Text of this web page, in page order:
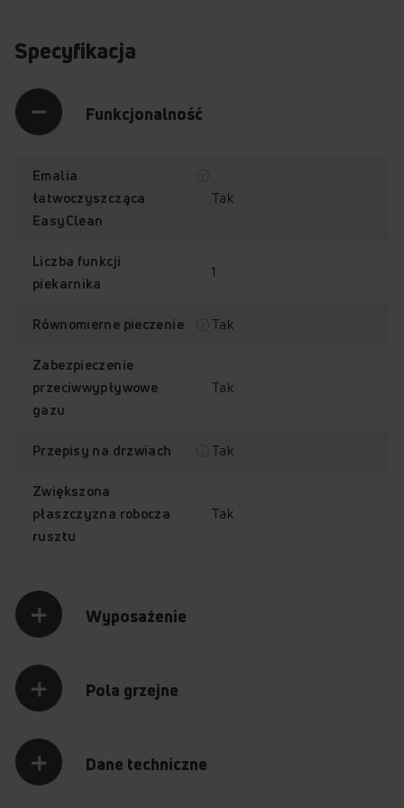
zainteresowania.
Klasa energetyczna A
Płacenie rachunków za prąd to przykry obowiązek.
Kuchnia Amica to rozwiązanie gwarantujące mniejsze
ile dusza zapragnie: oszczędzasz Ty, zyskuje środowisko
Specyfikacja
Funkcjonalność
Emalia
łatwoczyszcząca
EasyClean
Tak
Liczba funkcji
piekarnika
1
Równomierne pieczenie Tak
Zabezpieczenie
przeciwwypływowe
gazu
Tak
Przepisy na drzwiach Tak
Zwiększona
płaszczyzna robocza
rusztu
Tak
Wyposażenie
Pola grzejne
Dane techniczne